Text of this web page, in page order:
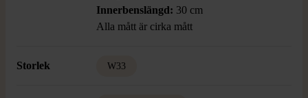
Innerbenslängd: 30 cm
Alla mått är cirka mått
Storlek W33